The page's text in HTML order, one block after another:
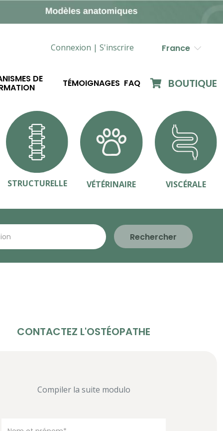
Connexion | S'inscrire France
DE TÉMOIGNAGES FAQ BOUTIQUE
STRUCTURELLE VÉTÉRINAIRE VISCÉRALE
Rechercher
CONTACTEZ L'OSTÉOPATHE
Compiler la suite modulo